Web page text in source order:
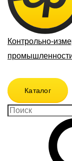
Контрольно-
Каталог